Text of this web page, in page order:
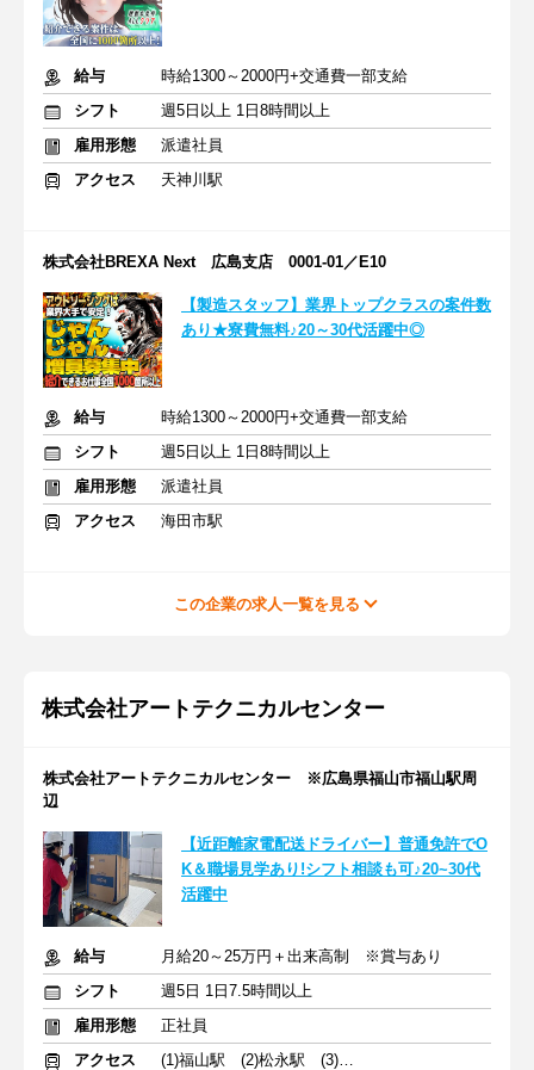
給与
時給1300～2000円+交通費一部支給
シフト
週5日以上 1日8時間以上
雇用形態
派遣社員
アクセス
天神川駅
株式会社BREXA Next 広島支店 0001-01／E10
【製造スタッフ】業界トップクラスの案件数
あり★寮費無料♪20～30代活躍中◎
給与
時給1300～2000円+交通費一部支給
シフト
週5日以上 1日8時間以上
雇用形態
派遣社員
アクセス
海田市駅
この企業の求人一覧を見る
株式会社アートテクニカルセンター
株式会社アートテクニカルセンター ※広島県福山市福山駅周
辺
【近距離家電配送ドライバー】普通免許でO
K＆職場見学あり!シフト相談も可♪20~30代
活躍中
給与
月給20～25万円＋出来高制 ※賞与あり
シフト
週5日 1日7.5時間以上
雇用形態
正社員
アクセス
(1)福山駅 (2)松永駅 (3)山口駅